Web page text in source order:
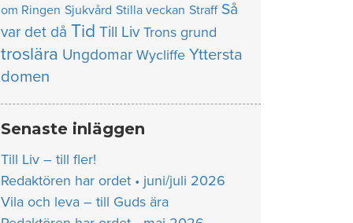
om Ringen Sjukvård Stilla veckan Straff Så
var det då Tid Till Liv Trons grund
troslära Ungdomar Wycliffe Yttersta
domen
Senaste inläggen
Till Liv – till fler!
Redaktören har ordet • juni/juli 2026
Vila och leva – till Guds ära